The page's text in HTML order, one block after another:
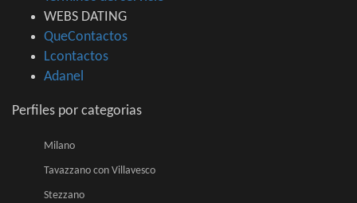
WEBS DATING
QueContactos
Lcontactos
Adanel
Perfiles por categorias
Milano
Tavazzano con Villavesco
Stezzano